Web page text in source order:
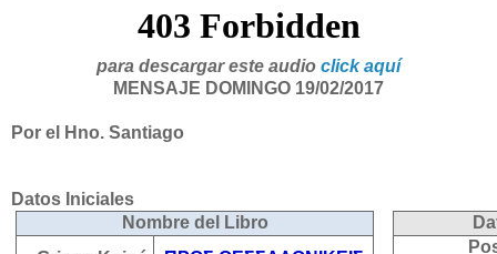
para descargar este audio click aquí
MENSAJE DOMINGO 19/02/2017
Por el Hno. Santiago
Datos Iniciales
Nombre del Libro